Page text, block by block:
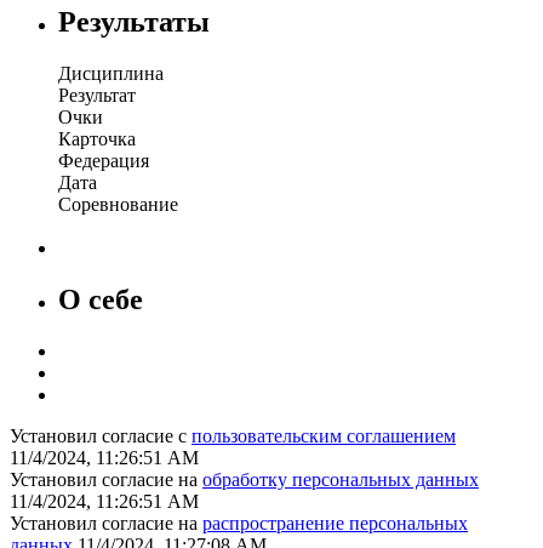
Результаты
Дисциплина
Результат
Очки
Карточка
Федерация
Дата
Соревнование
О себе
Установил согласие с пользовательским соглашением
11/4/2024, 11:26:51 AM
Установил согласие на обработку персональных данных
11/4/2024, 11:26:51 AM
Установил согласие на распространение персональных